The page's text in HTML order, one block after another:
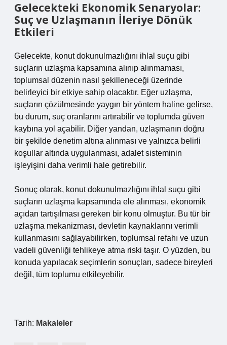
Gelecekteki Ekonomik Senaryolar:
Suç ve Uzlaşmanın İleriye Dönük
Etkileri
Gelecekte, konut dokunulmazlığını ihlal suçu gibi
suçların uzlaşma kapsamına alınıp alınmaması,
toplumsal düzenin nasıl şekilleneceği üzerinde
belirleyici bir etkiye sahip olacaktır. Eğer uzlaşma,
suçların çözülmesinde yaygın bir yöntem haline gelirse,
bu durum, suç oranlarını artırabilir ve toplumda güven
kaybına yol açabilir. Diğer yandan, uzlaşmanın doğru
bir şekilde denetim altına alınması ve yalnızca belirli
koşullar altında uygulanması, adalet sisteminin
işleyişini daha verimli hale getirebilir.
Sonuç olarak, konut dokunulmazlığını ihlal suçu gibi
suçların uzlaşma kapsamında ele alınması, ekonomik
açıdan tartışılması gereken bir konu olmuştur. Bu tür bir
uzlaşma mekanizması, devletin kaynaklarını verimli
kullanmasını sağlayabilirken, toplumsal refahı ve uzun
vadeli güvenliği tehlikeye atma riski taşır. O yüzden, bu
konuda yapılacak seçimlerin sonuçları, sadece bireyleri
değil, tüm toplumu etkileyebilir.
Tarih: Makaleler